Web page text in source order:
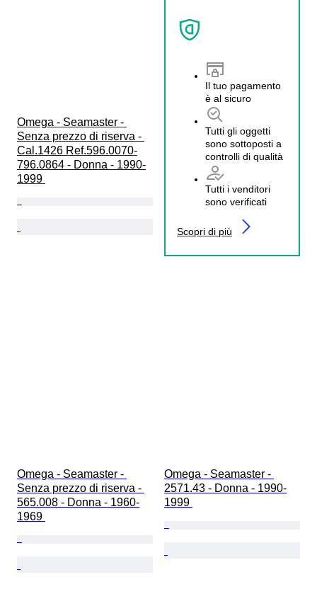
Il tuo pagamento
è al sicuro
Tutti gli oggetti
sono sottoposti a
controlli di qualità
Tutti i venditori
sono verificati
Scopri di più
Omega - Seamaster -
Senza prezzo di riserva -
Cal.1426 Ref.596.0070-
796.0864 - Donna - 1990-
1999
Omega - Seamaster -
Senza prezzo di riserva -
565.008 - Donna - 1960-
1969
Omega - Seamaster -
2571.43 - Donna - 1990-
1999